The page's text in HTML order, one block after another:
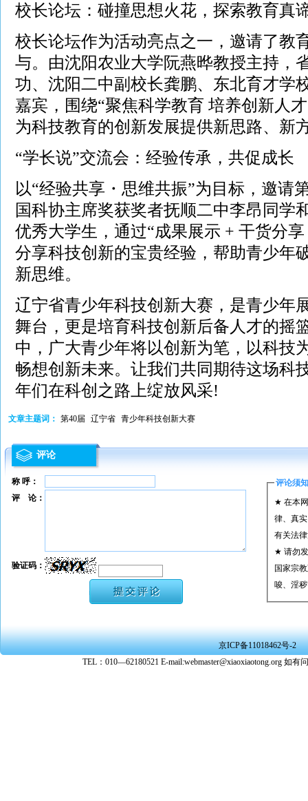
校长论坛：碰撞思想火花，探索教育真
校长论坛作为活动亮点之一，邀请了教
与。由沈阳农业大学阮燕晔教授主持，
功、沈阳二中副校长龚鹏、东北育才学
嘉宾，围绕“聚焦科学教育 培养创新人
为科技教育的创新发展提供新思路、新
“学长说”交流会：经验传承，共促成长
以“经验共享・思维共振”为目标，邀请
国科协主席奖获奖者抚顺二中李昂同学
优秀大学生，通过“成果展示 + 干货分
分享科技创新的宝贵经验，帮助青少年
新思维。
辽宁省青少年科技创新大赛，是青少年
舞台，更是培育科技创新后备人才的摇
中，广大青少年将以创新为笔，以科技
畅想创新未来。让我们共同期待这场科
年们在科创之路上绽放风采!
文章主题词： 第40届 辽宁省 青少年科技创新大赛
评论
称 呼： 评论须知
★ 在本
律、真
有关法
★ 请勿
国家宗
唆、淫
★ 承担
★ 在本
转载、
★ 参与
评 论：
验证码：
京ICP备11018462号-2
TEL：010—62180521 E-mail:webmaster@xiaoxiaotong.org 如